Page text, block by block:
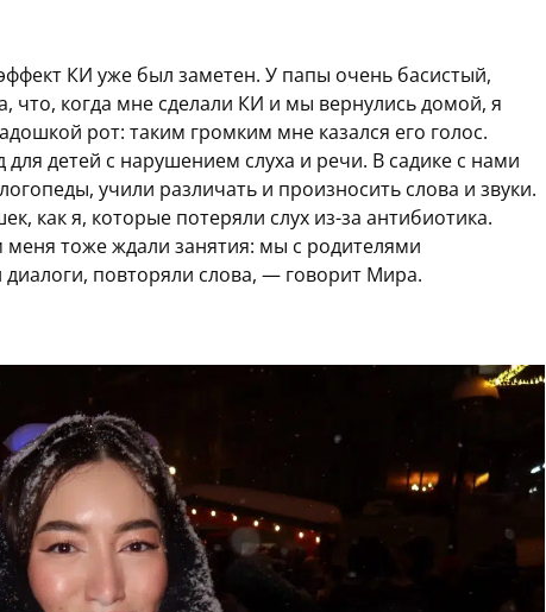
КИ уже был заметен. У папы очень басистый,
что, когда мне сделали КИ и мы вернулись домой, я
рот: таким громким мне казался его голос.
для детей с нарушением слуха и речи. В садике с нами
учили различать и произносить слова и звуки.
как я, которые потеряли слух из-за антибиотика.
тоже ждали занятия: мы с родителями
повторяли слова, — говорит Мира.